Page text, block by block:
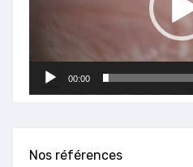
00:00
Nos références